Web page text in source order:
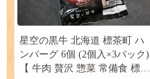
星空の黒牛 北海道 標茶町 ハ
ンバーグ 6個 (2個入×3パック)
【 牛肉 贅沢 惣菜 常備食 標茶